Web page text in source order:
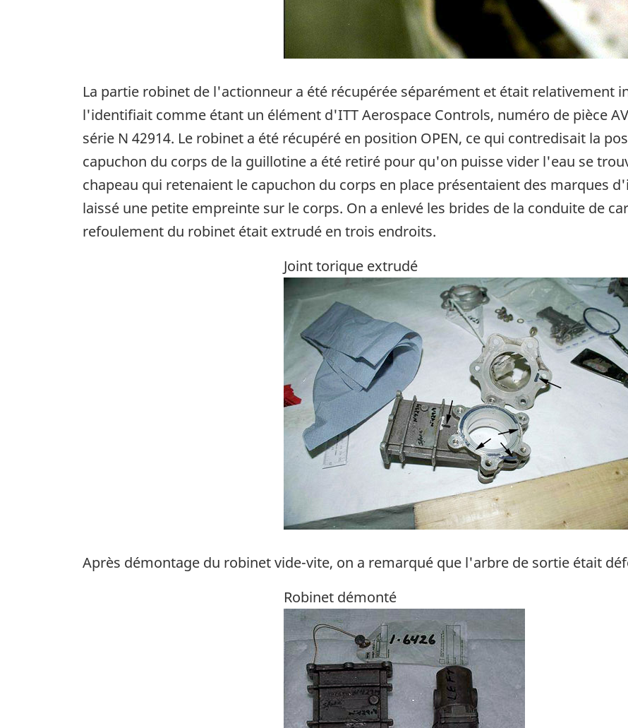
La partie robinet de l'actionneur a été récupérée séparément et était relativement
l'identifiait comme étant un élément d'ITT Aerospace Controls, numéro de pièce
série N 42914. Le robinet a été récupéré en position OPEN, ce qui contredisait la
capuchon du corps de la guillotine a été retiré pour qu'on puisse vider l'eau se
chapeau qui retenaient le capuchon du corps en place présentaient des marques
laissé une petite empreinte sur le corps. On a enlevé les brides de la conduite de
refoulement du robinet était extrudé en trois endroits.
Joint torique extrudé
Image
Après démontage du robinet vide-vite, on a remarqué que l'arbre de sortie était
Robinet démonté
Image